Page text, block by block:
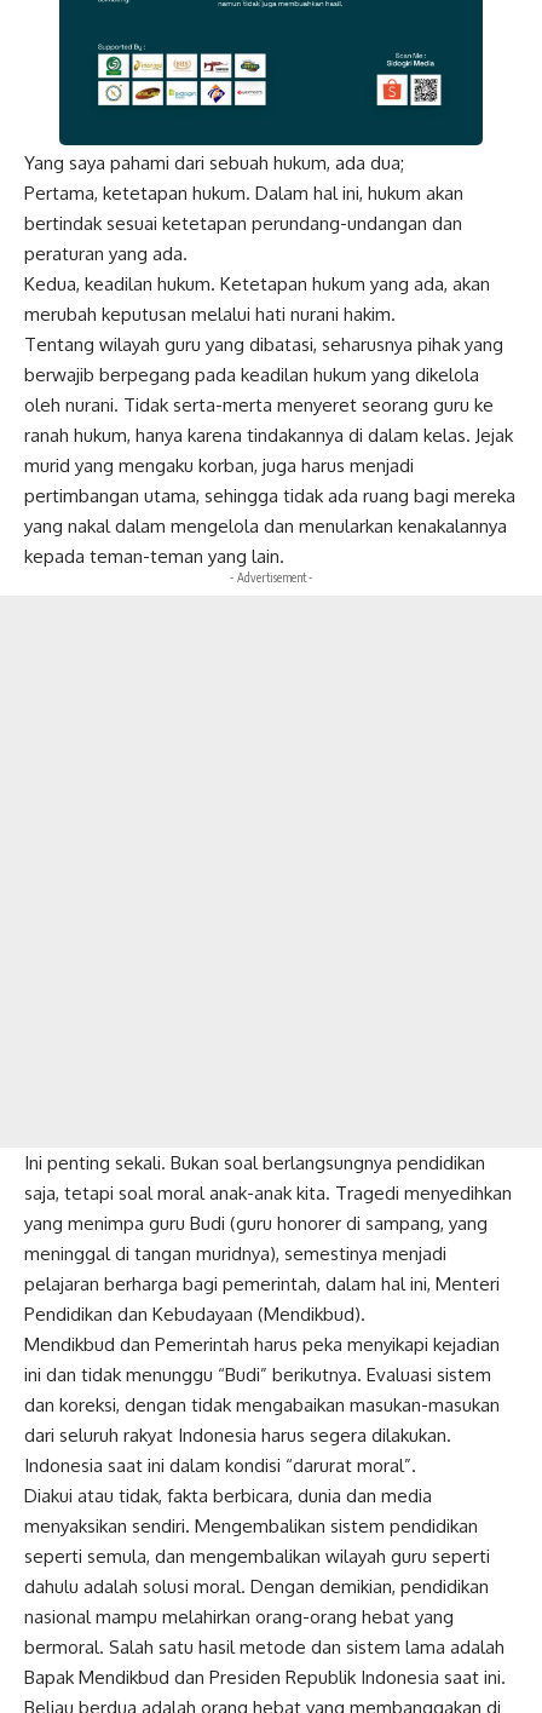
Yang saya pahami dari sebuah hukum, ada dua;
Pertama, ketetapan hukum. Dalam hal ini, hukum akan
bertindak sesuai ketetapan perundang-undangan dan
peraturan yang ada.
Kedua, keadilan hukum. Ketetapan hukum yang ada, akan
merubah keputusan melalui hati nurani hakim.
Tentang wilayah guru yang dibatasi, seharusnya pihak yang
berwajib berpegang pada keadilan hukum yang dikelola
oleh nurani. Tidak serta-merta menyeret seorang guru ke
ranah hukum, hanya karena tindakannya di dalam kelas. Jejak
murid yang mengaku korban, juga harus menjadi
pertimbangan utama, sehingga tidak ada ruang bagi mereka
yang nakal dalam mengelola dan menularkan kenakalannya
kepada teman-teman yang lain.
- Advertisement -
Ini penting sekali. Bukan soal berlangsungnya pendidikan
saja, tetapi soal moral anak-anak kita. Tragedi menyedihkan
yang menimpa guru Budi (guru honorer di sampang, yang
meninggal di tangan muridnya), semestinya menjadi
pelajaran berharga bagi pemerintah, dalam hal ini, Menteri
Pendidikan dan Kebudayaan (Mendikbud).
Mendikbud dan Pemerintah harus peka menyikapi kejadian
ini dan tidak menunggu “Budi” berikutnya. Evaluasi sistem
dan koreksi, dengan tidak mengabaikan masukan-masukan
dari seluruh rakyat Indonesia harus segera dilakukan.
Indonesia saat ini dalam kondisi “darurat moral”.
Diakui atau tidak, fakta berbicara, dunia dan media
menyaksikan sendiri. Mengembalikan sistem pendidikan
seperti semula, dan mengembalikan wilayah guru seperti
dahulu adalah solusi moral. Dengan demikian, pendidikan
nasional mampu melahirkan orang-orang hebat yang
bermoral. Salah satu hasil metode dan sistem lama adalah
Bapak Mendikbud dan Presiden Republik Indonesia saat ini.
Beliau berdua adalah orang hebat yang membanggakan di